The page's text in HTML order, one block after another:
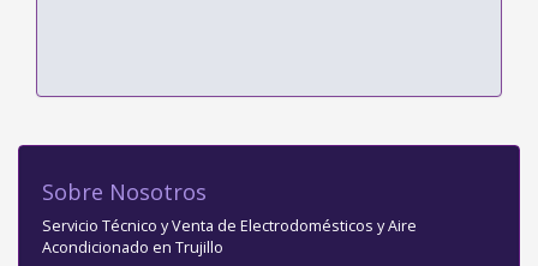
Sobre Nosotros
Servicio Técnico y Venta de Electrodomésticos y Aire
Acondicionado en Trujillo